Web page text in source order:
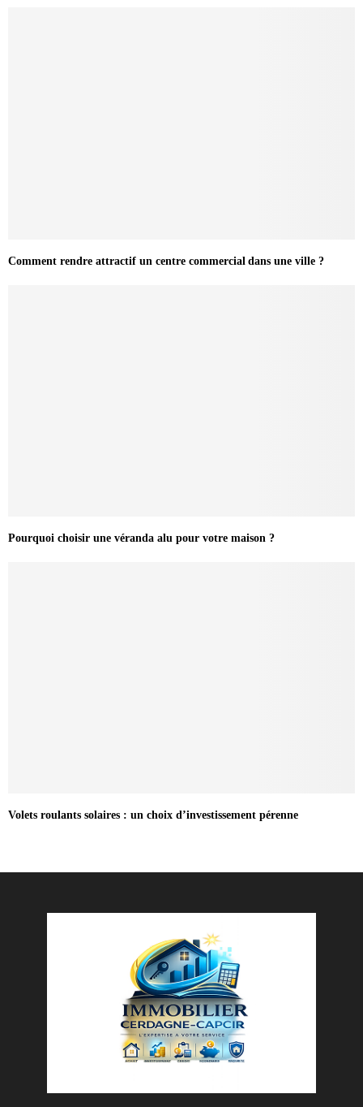
Comment rendre attractif un centre commercial dans une ville ?
Pourquoi choisir une véranda alu pour votre maison ?
Volets roulants solaires : un choix d’investissement pérenne